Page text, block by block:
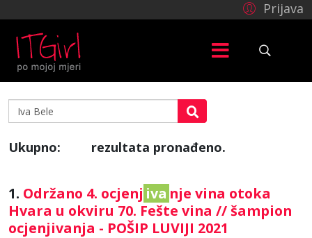
Prijava
Ukupno: rezultata pronađeno.
1. Održano 4. ocjenj iva nje vina otoka
Hvara u okviru 70. Fešte vina // šampion
ocjenjivanja - POŠIP LUVIJI 2021